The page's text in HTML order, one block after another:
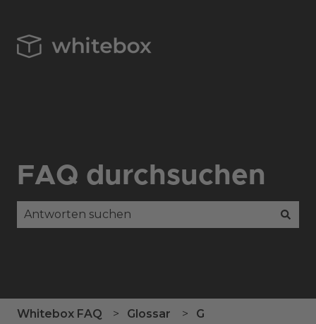
FAQ durchsuchen
Whitebox FAQ Glossar G